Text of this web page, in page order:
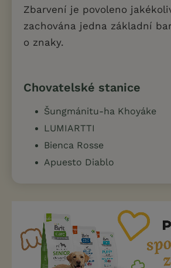
Zbarvení je povoleno
zachována jedna základní
o znaky.
Chovatelské stanice
Šungmánitu-ha Khoyáke
LUMIARTTI
Bienca Rosse
Apuesto Diablo